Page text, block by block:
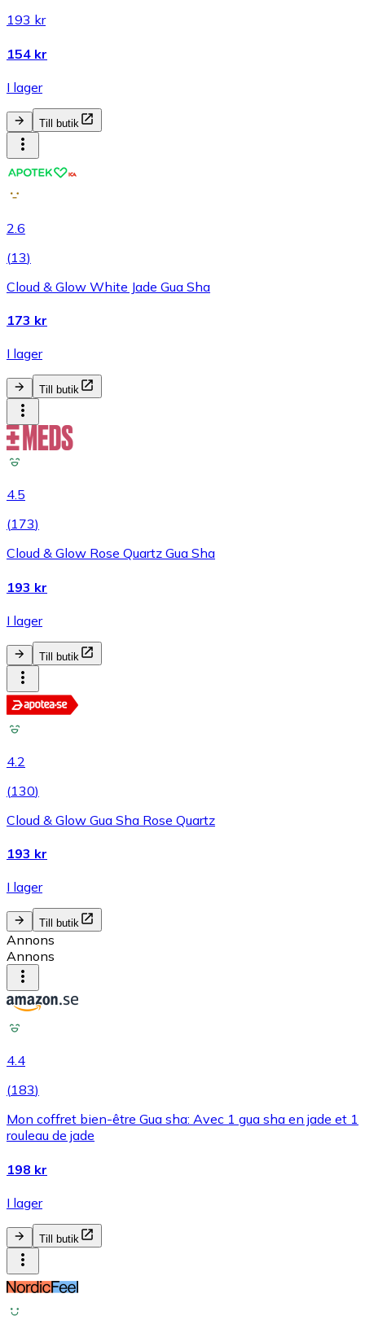
193 kr
154 kr
I lager
Till butik
2.6
(13)
Cloud & Glow White Jade Gua Sha
173 kr
I lager
Till butik
4.5
(173)
Cloud & Glow Rose Quartz Gua Sha
193 kr
I lager
Till butik
4.2
(130)
Cloud & Glow Gua Sha Rose Quartz
193 kr
I lager
Till butik
Annons
Annons
4.4
(183)
Mon coffret bien-être Gua sha: Avec 1 gua sha en jade et 1
rouleau de jade
198 kr
I lager
Till butik